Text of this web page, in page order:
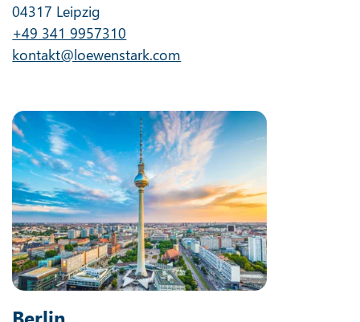
04317 Leipzig
+49 341 9957310
kontakt@loewenstark.com